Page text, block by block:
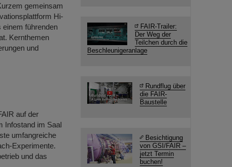
gemeinsam
Hi-
führenden
Kernthemen
und
auf der
Infostand im Saal
umfangreiche
Experimente.
und das
FAIR-Trailer:
Der Weg der
Teilchen durch die
Beschleunigeranlage
Rundflug über
die FAIR-
Baustelle
Besichtigung
von GSI/FAIR –
jetzt Termin
buchen!